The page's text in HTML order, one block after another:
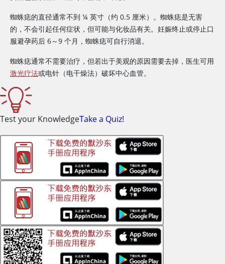
蜘蛛痣的直径通常不到 ¼ 英寸（约 0.5 厘米）。蜘蛛痣是无害
的，不会引起任何症状，但可能与化妆品有关。妊娠终止或停止口
服避孕药后 6～9 个月，蜘蛛痣可自行消退。
蜘蛛痣通常不需要治疗，但若出于美观的原因需要去掉，医生可用
激光疗法或电针（电干燥法）破坏中心血管。
Test your KnowledgeTake a Quiz!